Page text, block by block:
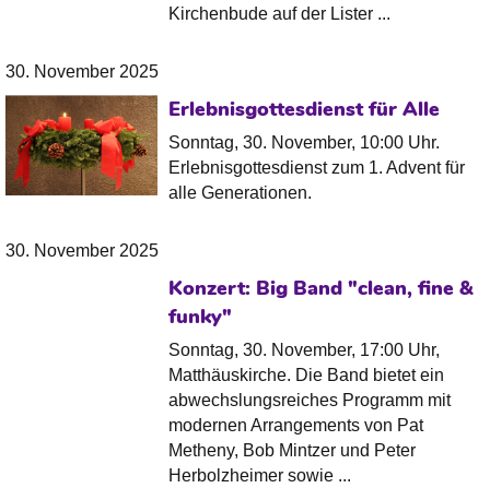
Kirchenbude auf der Lister ...
30. November 2025
Erlebnisgottesdienst für Alle
Sonntag, 30. November, 10:00 Uhr.
Erlebnisgottesdienst zum 1. Advent für
alle Generationen.
30. November 2025
Konzert: Big Band "clean, fine &
funky"
Sonntag, 30. November, 17:00 Uhr,
Matthäuskirche. Die Band bietet ein
abwechslungsreiches Programm mit
modernen Arrangements von Pat
Metheny, Bob Mintzer und Peter
Herbolzheimer sowie ...